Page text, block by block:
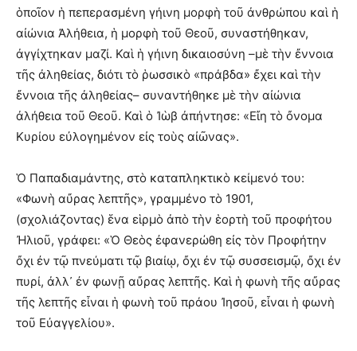
ὁποῖον ἡ πεπερασμένη γήινη μορφὴ τοῦ ἀνθρώπου καὶ ἡ
αἰώνια Ἀλήθεια, ἡ μορφὴ τοῦ Θεοῦ, συναστήθηκαν,
ἀγγίχτηκαν μαζί. Καὶ ἡ γήινη δικαιοσύνη –μὲ τὴν ἔννοια
τῆς ἀληθείας, διότι τὸ ῥωσσικὸ «πράβδα» ἔχει καὶ τὴν
ἔννοια τῆς ἀληθείας– συναντήθηκε μὲ τὴν αἰώνια
ἀλήθεια τοῦ Θεοῦ. Καὶ ὁ Ἰὼβ ἀπήντησε: «Εἴη τὸ ὄνομα
Κυρίου εὐλογημένον εἰς τοὺς αἰῶνας».
Ὁ Παπαδιαμάντης, στὸ καταπληκτικὸ κείμενό του:
«Φωνὴ αὔρας λεπτῆς», γραμμένο τὸ 1901,
(σχολιάζοντας) ἕνα εἱρμὸ ἀπὸ τὴν ἑορτὴ τοῦ προφήτου
Ἠλιοῦ, γράφει: «Ὁ Θεὸς ἐφανερώθη εἰς τὸν Προφήτην
ὄχι ἐν τῷ πνεύματι τῷ βιαίῳ, ὄχι ἐν τῷ συσσεισμῷ, ὄχι ἐν
πυρί, ἀλλ᾿ ἐν φωνῇ αὔρας λεπτῆς. Καὶ ἡ φωνὴ τῆς αὔρας
τῆς λεπτῆς εἶναι ἡ φωνὴ τοῦ πράου Ἰησοῦ, εἶναι ἡ φωνὴ
τοῦ Εὐαγγελίου».